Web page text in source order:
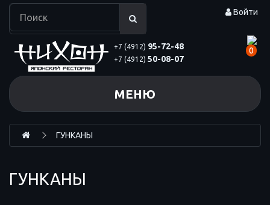
Войти
+7 (4912) 95-72-48
+7 (4912) 50-08-07
0
МЕНЮ
ГУНКАНЫ
ГУНКАНЫ